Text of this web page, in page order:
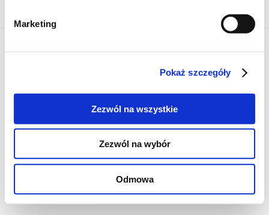
Marketing
Pokaż szczegóły
Zezwól na wszystkie
Zezwól na wybór
Odmowa
Copyright @2026 zpierwszegotloczenia.pl